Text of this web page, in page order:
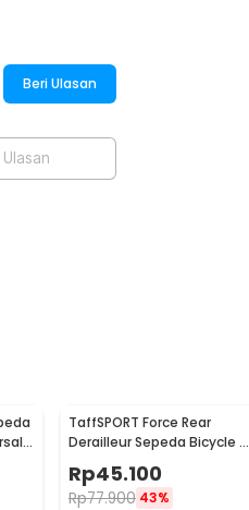
Beri Ulasan
TaffSPORT Force Rear
Derailleur Sepeda Bicycle 9
Rp45.100
Rp77.900 43%